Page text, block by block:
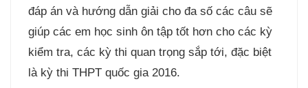
đáp án và hướng dẫn giải cho đa số các câu sẽ
giúp các em học sinh ôn tập tốt hơn cho các kỳ
kiểm tra, các kỳ thi quan trọng sắp tới, đặc biệt
là kỳ thi THPT quốc gia 2016.